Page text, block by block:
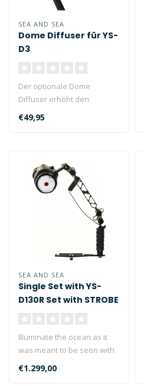
SEA AND SEA
Dome Diffuser für YS-
D3
Der optionale Dome
Diffuser erhöht den
Beleuchtungswinkel auf
170°×150°. Die..
€49,95
SEA AND SEA
Single Set with YS-
D130R Set with STROBE
Illuminate the ocean as it
was meant to be seen with
the Sea&Sea YS-D130R
Strobe..
€1.299,00